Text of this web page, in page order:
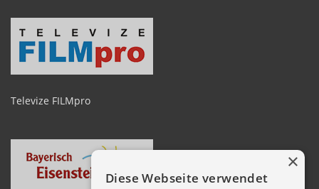
Televize FILMpro
×
Diese Webseite verwendet